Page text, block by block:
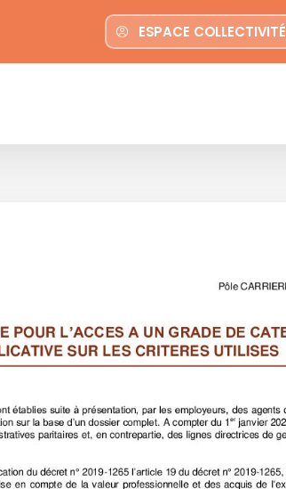
ESPACE COLLECTIVITÉ